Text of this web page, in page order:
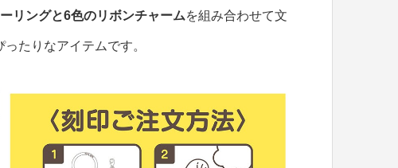
リングと6色のリボンチャームを組み合わせて文
たりなアイテムです。